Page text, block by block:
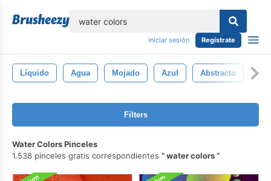
Iniciar sesión Regístrate
Líquido Agua Mojado Azul Abstracto
Filters
Water Colors Pinceles
1.538 pinceles gratis correspondientes
water colors